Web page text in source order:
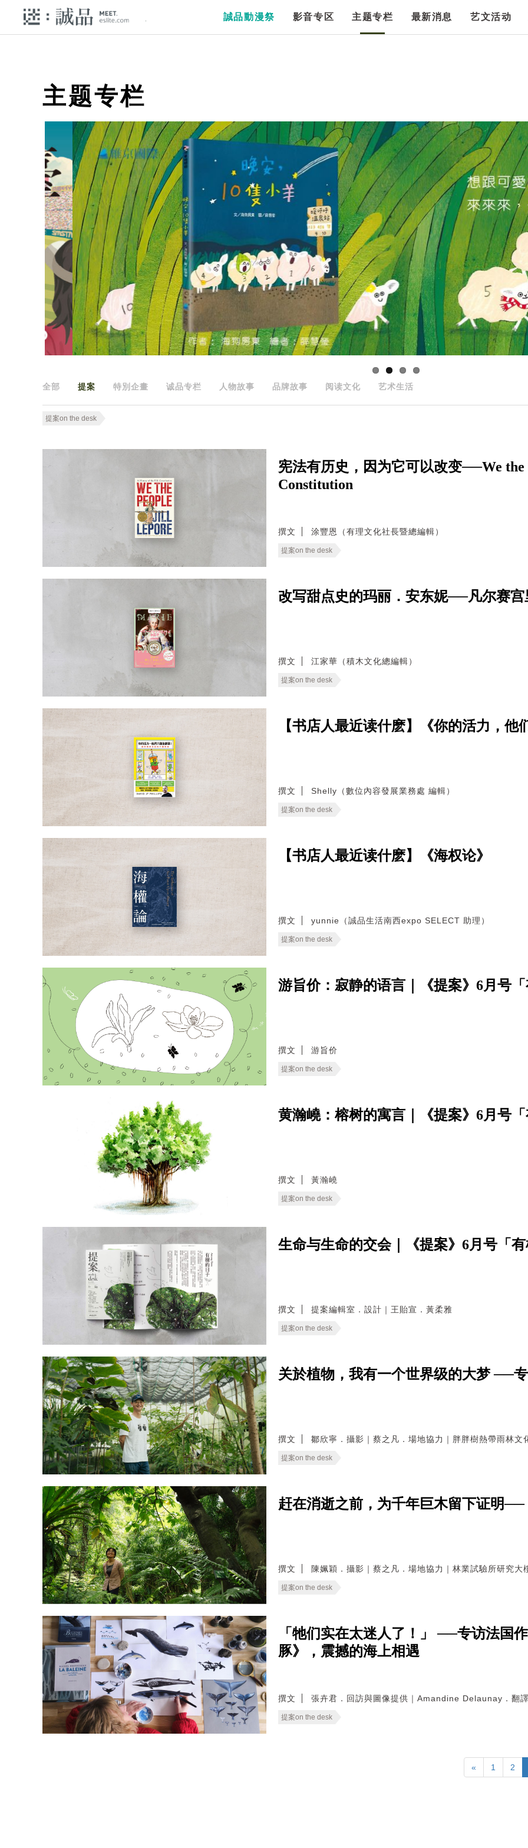
誠品動漫祭 影音专区 主题专栏 最新消息 艺文活动
主题专栏
全部 提案 特別企畫 诚品专栏 人物故事 品牌故事 阅读文化 艺术生活
提案on the desk
宪法有历史，因为它可以改变──We the
Constitution
撰文 涂豐恩（有理文化社長暨總編輯）
提案on the desk
改写甜点史的玛丽．安东妮──凡尔赛
撰文 江家華（積木文化總編輯）
提案on the desk
【书店人最近读什麽】《你的活力，他
撰文 Shelly（數位內容發展業務處 編輯）
提案on the desk
【书店人最近读什麽】《海权论》
撰文 yunnie（誠品生活南西expo SELECT 助理）
提案on the desk
游旨价：寂静的语言｜《提案》6月号「
撰文 游旨价
提案on the desk
黄瀚嶢：榕树的寓言｜《提案》6月号「
撰文 黃瀚嶢
提案on the desk
生命与生命的交会｜《提案》6月号「有
撰文 提案編輯室．設計｜王貽宣．黃柔雅
提案on the desk
关於植物，我有一个世界级的大梦 ──
撰文 鄒欣寧．攝影｜蔡之凡．場地協力｜胖胖樹熱帶雨林文
提案on the desk
赶在消逝之前，为千年巨木留下证明
撰文 陳姵穎．攝影｜蔡之凡．場地協力｜林業試驗所研究大
提案on the desk
「牠们实在太迷人了！」 ──专访法国
豚》，震撼的海上相遇
撰文 張卉君．回訪與圖像提供｜Amandine Delaunay．翻
提案on the desk
« 1 2